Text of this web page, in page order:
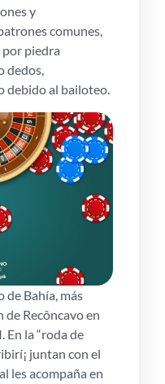
y
comunes,
piedra
dedos,
debido al bailoteo.
de Bahía, más
Recôncavo en
En la “roda de
juntan con el
les acompaña en